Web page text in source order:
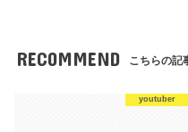
RECOMMEND こちらの記
youtuber